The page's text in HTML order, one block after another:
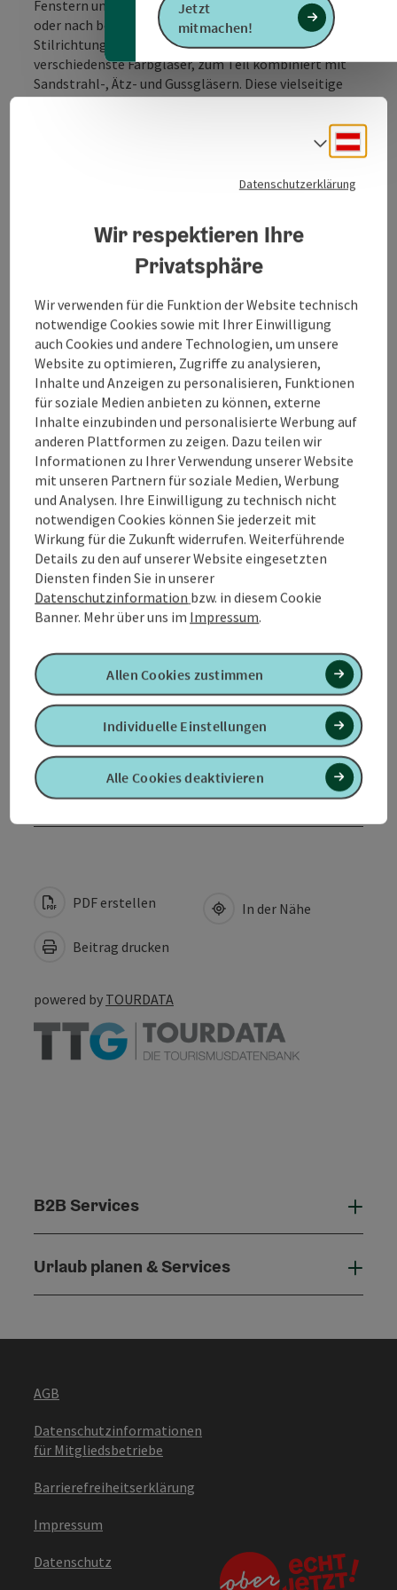
Jetzt
mitmachen!
Fenstern und Türen erfolgt nach eigenen Entwürfen
oder nach bereitgestellten Vorlagen aller
Stilrichtungen. Verwendet werden dazu
verschiedenste Farbgläser, zum Teil kombiniert mit
Sandstrahl-, Ätz- und Gussgläsern. Diese vielseitige
Technik findet nicht nur im sakralen Bereich
Verwendung, sondern eignet sich ebenso für private
Hauseingangstüren, Innentüren, Fenster und vieles
für Glasmalerei, Blei- und Kunstverglasungen,
Glasbetonfenster, Sandstrahl-, Fusing- und
Ätztechnik, Schutzverglasungen und vieles mehr.
Kontakt
Öffnungszeiten
Anreise/Lage
Ausstattung
Preise
Kooperationen
Eignung
Barrierefreiheit
PDF erstellen
Beitrag drucken
In der Nähe
powered by TOURDATA
B2B Services
Urlaub planen & Services
AGB
Datenschutzinformationen
für Mitgliedsbetriebe
Barrierefreiheitserklärung
Impressum
Datenschutz
Datenschutzerklärung
Wir respektieren Ihre
Privatsphäre
Wir verwenden für die Funktion der Website technisch
notwendige Cookies sowie mit Ihrer Einwilligung
auch Cookies und andere Technologien, um unsere
Website zu optimieren, Zugriffe zu analysieren,
Inhalte und Anzeigen zu personalisieren, Funktionen
für soziale Medien anbieten zu können, externe
Inhalte einzubinden und personalisierte Werbung auf
anderen Plattformen zu zeigen. Dazu teilen wir
Informationen zu Ihrer Verwendung unserer Website
mit unseren Partnern für soziale Medien, Werbung
und Analysen. Ihre Einwilligung zu technisch nicht
notwendigen Cookies können Sie jederzeit mit
Wirkung für die Zukunft widerrufen. Weiterführende
Details zu den auf unserer Website eingesetzten
Diensten finden Sie in unserer
Datenschutzinformation bzw. in diesem Cookie
Banner. Mehr über uns im Impressum.
Alle Cookies deaktivieren
Individuelle Einstellungen
Allen Cookies zustimmen